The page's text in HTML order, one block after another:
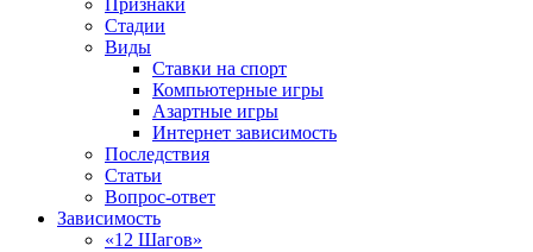
Признаки
Стадии
Виды
Ставки на спорт
Компьютерные игры
Азартные игры
Интернет зависимость
Последствия
Статьи
Вопрос-ответ
Зависимость
«12 Шагов»